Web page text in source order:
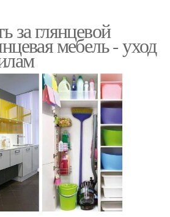
за глянцевой
мебель - уход